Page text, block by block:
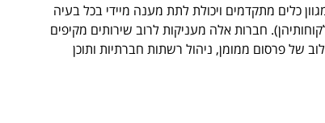
כלים מתקדמים ויכולת לתת מענה מיידי בכל בעיה
חברות אלה מעניקות לרוב שירותים מקיפים
של פרסום ממומן, ניהול רשתות חברתיות ותוכן